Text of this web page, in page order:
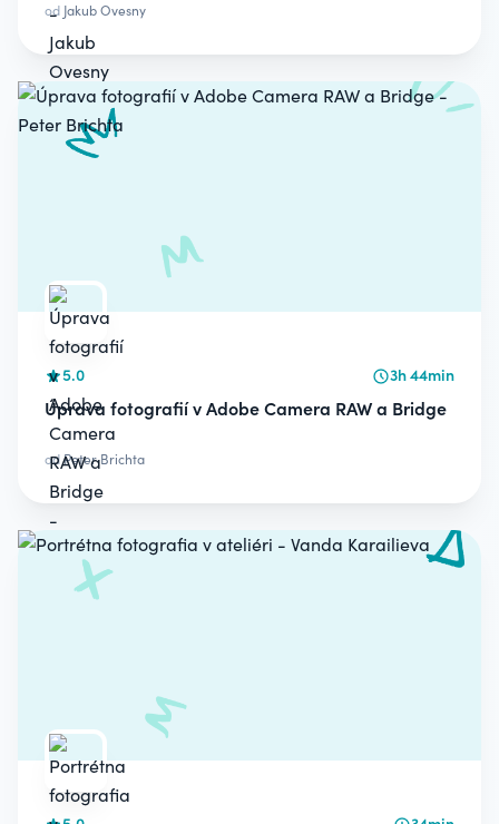
od Jakub Ovesny
5.0 3h 44min
Úprava fotografií v Adobe Camera RAW a Bridge
odPeter Brichta